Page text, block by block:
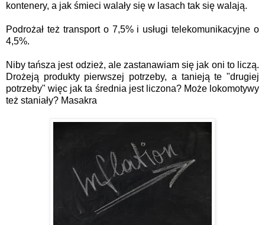
kontenery, a jak śmieci walały się w lasach tak się walają.
Podrożał też transport o 7,5% i usługi telekomunikacyjne o
4,5%.
Niby tańsza jest odzież, ale zastanawiam się jak oni to liczą.
Drożeją produkty pierwszej potrzeby, a tanieją te "drugiej
potrzeby" więc jak ta średnia jest liczona? Może lokomotywy
też staniały? Masakra